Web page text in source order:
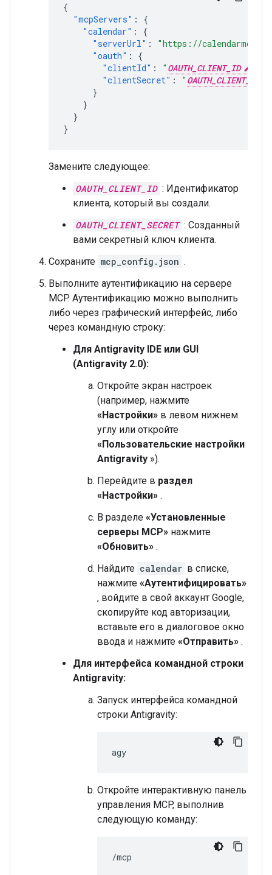
{
"mcpServers" :
{
"calendar" :
{
"serverUrl" :
"https://
"oauth" :
{
"clientId" : " OAUTH_CLIENT_ID
"clientSecret" : "
}
}
}
}
Замените следующее:
OAUTH_CLIENT_ID : Идентификатор
клиента, который вы создали.
OAUTH_CLIENT_SECRET : Созданный
вами секретный ключ клиента.
Сохраните mcp_config.json .
Выполните аутентификацию на сервере
MCP. Аутентификацию можно выполнить
либо через графический интерфейс, либо
через командную строку:
Для Antigravity IDE или GUI
(Antigravity 2.0):
Откройте экран настроек
(например, нажмите
«Настройки» в левом нижнем
углу или откройте
«Пользовательские настройки
Antigravity »).
Перейдите в раздел
«Настройки» .
В разделе «Установленные
серверы MCP» нажмите
«Обновить» .
Найдите calendar в списке,
нажмите «Аутентифицировать»
, войдите в свой аккаунт Google,
скопируйте код авторизации,
вставьте его в диалоговое окно
ввода и нажмите «Отправить» .
Для интерфейса командной строки
Antigravity:
Запуск интерфейса командной
строки Antigravity:
Откройте интерактивную панель
управления MCP, выполнив
следующую команду: